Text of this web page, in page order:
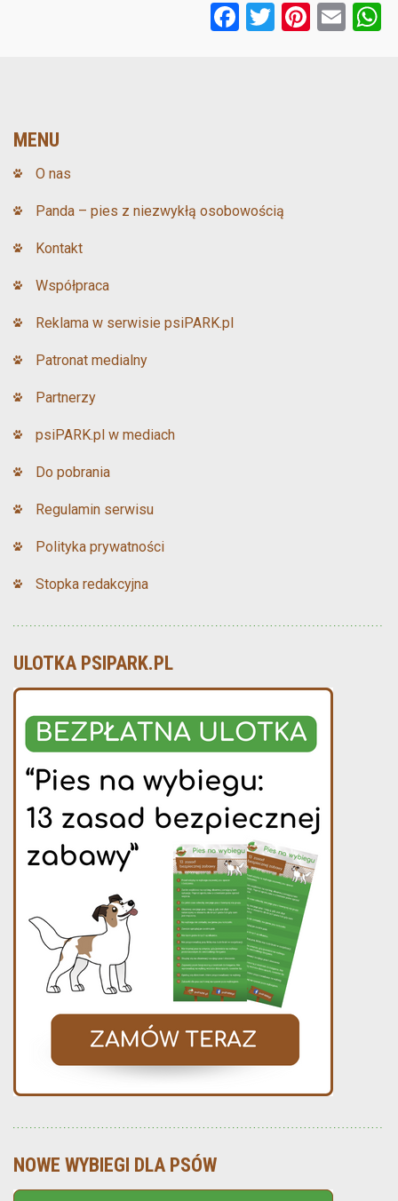
F T Pi E
MENU
O nas
Panda – pies z niezwykłą osobowością
Kontakt
Współpraca
Reklama w serwisie psiPARK.pl
Patronat medialny
Partnerzy
psiPARK.pl w mediach
Do pobrania
Regulamin serwisu
Polityka prywatności
Stopka redakcyjna
ULOTKA PSIPARK.PL
NOWE WYBIEGI DLA PSÓW